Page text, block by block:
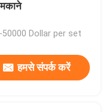
50000 Dollar per set
हमसे संपर्क करें